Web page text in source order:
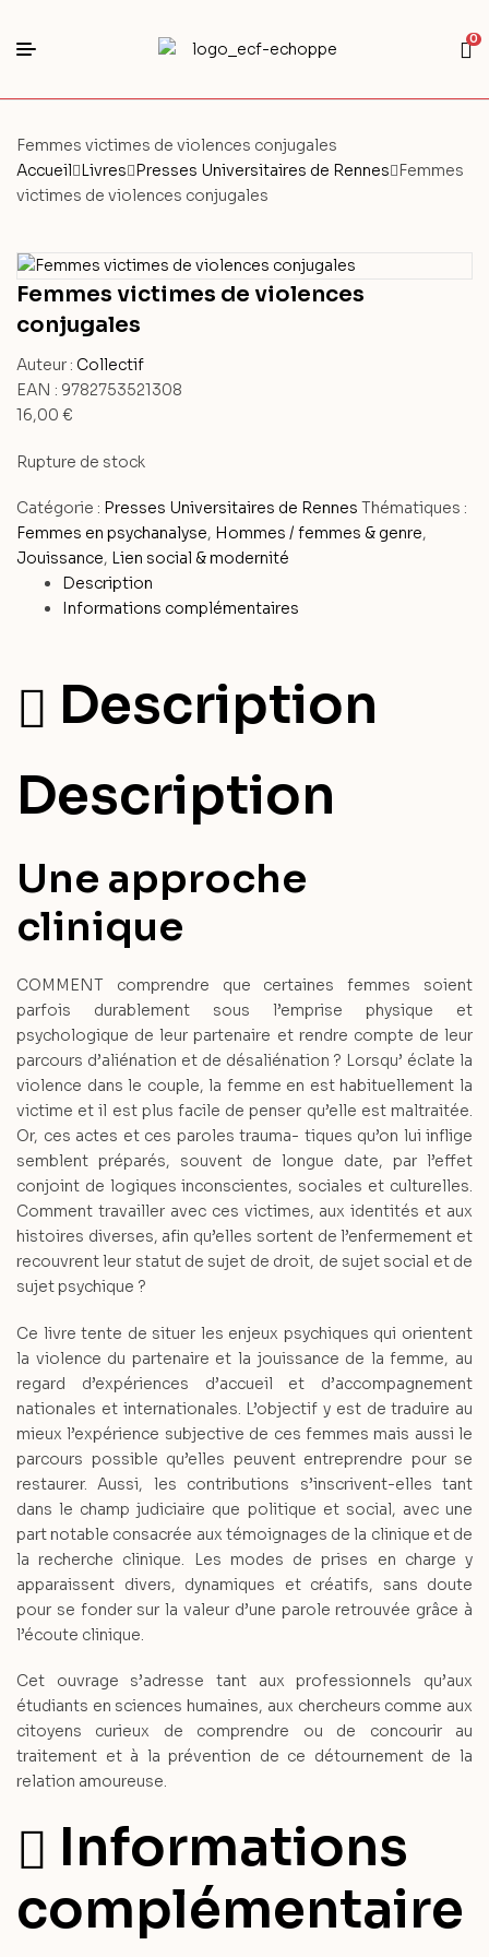
0
Femmes victimes de violences conjugales
Accueil Livres Presses Universitaires de Rennes
Femmes
victimes de violences conjugales
Femmes victimes de violences
conjugales
Auteur : Collectif
EAN : 9782753521308
16,00 €
Rupture de stock
Catégorie : Presses Universitaires de Rennes Thématiques :
Femmes en psychanalyse, Hommes / femmes & genre,
Jouissance, Lien social & modernité
Description
Informations complémentaires
Description
Description
Une approche
clinique
COMMENT comprendre que certaines femmes soient
parfois durablement sous l’emprise physique et
psychologique de leur partenaire et rendre compte de leur
parcours d’aliénation et de désaliénation ? Lorsqu’ éclate la
violence dans le couple, la femme en est habituellement la
victime et il est plus facile de penser qu’elle est maltraitée.
Or, ces actes et ces paroles trauma- tiques qu’on lui inflige
semblent préparés, souvent de longue date, par l’effet
conjoint de logiques inconscientes, sociales et culturelles.
Comment travailler avec ces victimes, aux identités et aux
histoires diverses, afin qu’elles sortent de l’enfermement et
recouvrent leur statut de sujet de droit, de sujet social et de
sujet psychique ?
Ce livre tente de situer les enjeux psychiques qui orientent
la violence du partenaire et la jouissance de la femme, au
regard d’expériences d’accueil et d’accompagnement
nationales et internationales. L’objectif y est de traduire au
mieux l’expérience subjective de ces femmes mais aussi le
parcours possible qu’elles peuvent entreprendre pour se
restaurer. Aussi, les contributions s’inscrivent-elles tant
dans le champ judiciaire que politique et social, avec une
part notable consacrée aux témoignages de la clinique et de
la recherche clinique. Les modes de prises en charge y
apparaissent divers, dynamiques et créatifs, sans doute
pour se fonder sur la valeur d’une parole retrouvée grâce à
l’écoute clinique.
Cet ouvrage s’adresse tant aux professionnels qu’aux
étudiants en sciences humaines, aux chercheurs comme aux
citoyens curieux de comprendre ou de concourir au
traitement et à la prévention de ce détournement de la
relation amoureuse.
Informations
complémentaire